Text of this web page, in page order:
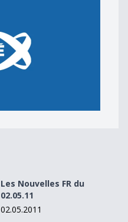
Les Nouvelles FR du
02.05.11
02.05.2011